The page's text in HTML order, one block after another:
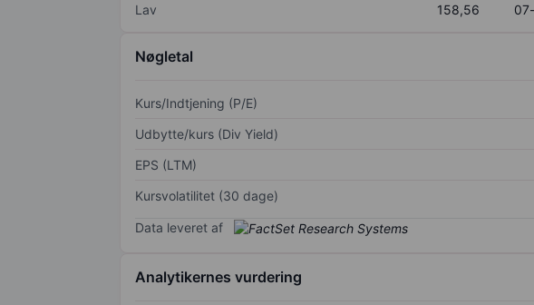
Lav
158,56
Nøgletal
Kurs/Indtjening (P/E)
Udbytte/kurs (Div Yield)
EPS (LTM)
Kursvolatilitet (30 dage)
Data leveret af
Analytikernes vurdering